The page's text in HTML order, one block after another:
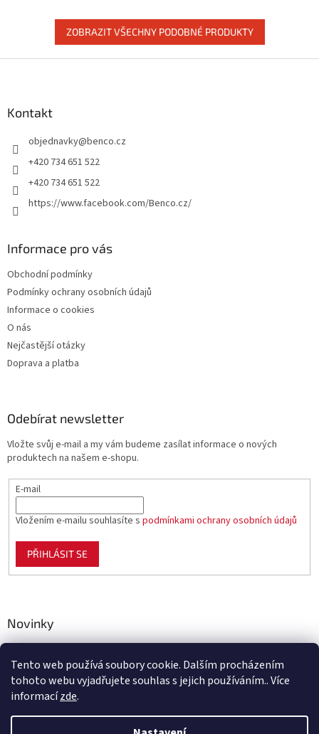
Tento web používá soubory cookie. Dalším procházením
tohoto webu vyjadřujete souhlas s jejich používáním.. Více
informacízde.
polyethylenu.
ZOBRAZIT VŠECHNY PODOBNÉ PRODUKTY
Kontakt
objednavky@benco.cz
+420 734 651 522
+420 734 651 522
https://www.facebook.com/Benco.cz/
Informace pro vás
Obchodní podmínky
Podmínky ochrany osobních údajů
Informace o cookies
O nás
Nejčastější otázky
Doprava a platba
Odebírat newsletter
Vložte svůj e-mail a my vám budeme zasílat informace o nových
produktech na našem e-shopu.
E-mail
Vložením e-mailu souhlasíte s podmínkami ochrany osobních údajů
PŘIHLÁSIT SE
Novinky
zahradu, chov i domácnost